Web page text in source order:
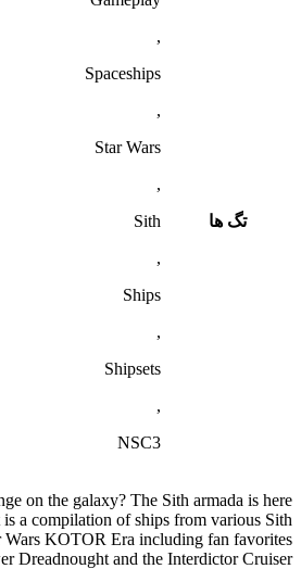
تگ ها
,
Spaceships
,
Star Wars
,
Sith
,
Ships
,
Shipsets
,
NSC3
on the galaxy? The Sith armada is here
a compilation of ships from various Sith
Wars KOTOR Era including fan favorites
Dreadnought and the Interdictor Cruiser.